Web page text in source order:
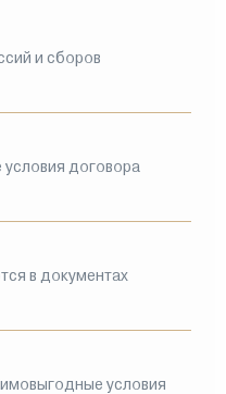
и сборов
договора
в документах
условия